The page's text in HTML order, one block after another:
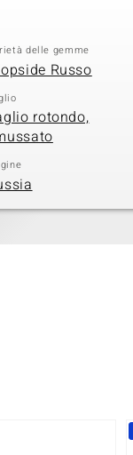
delle gemme
Russo
rotondo,